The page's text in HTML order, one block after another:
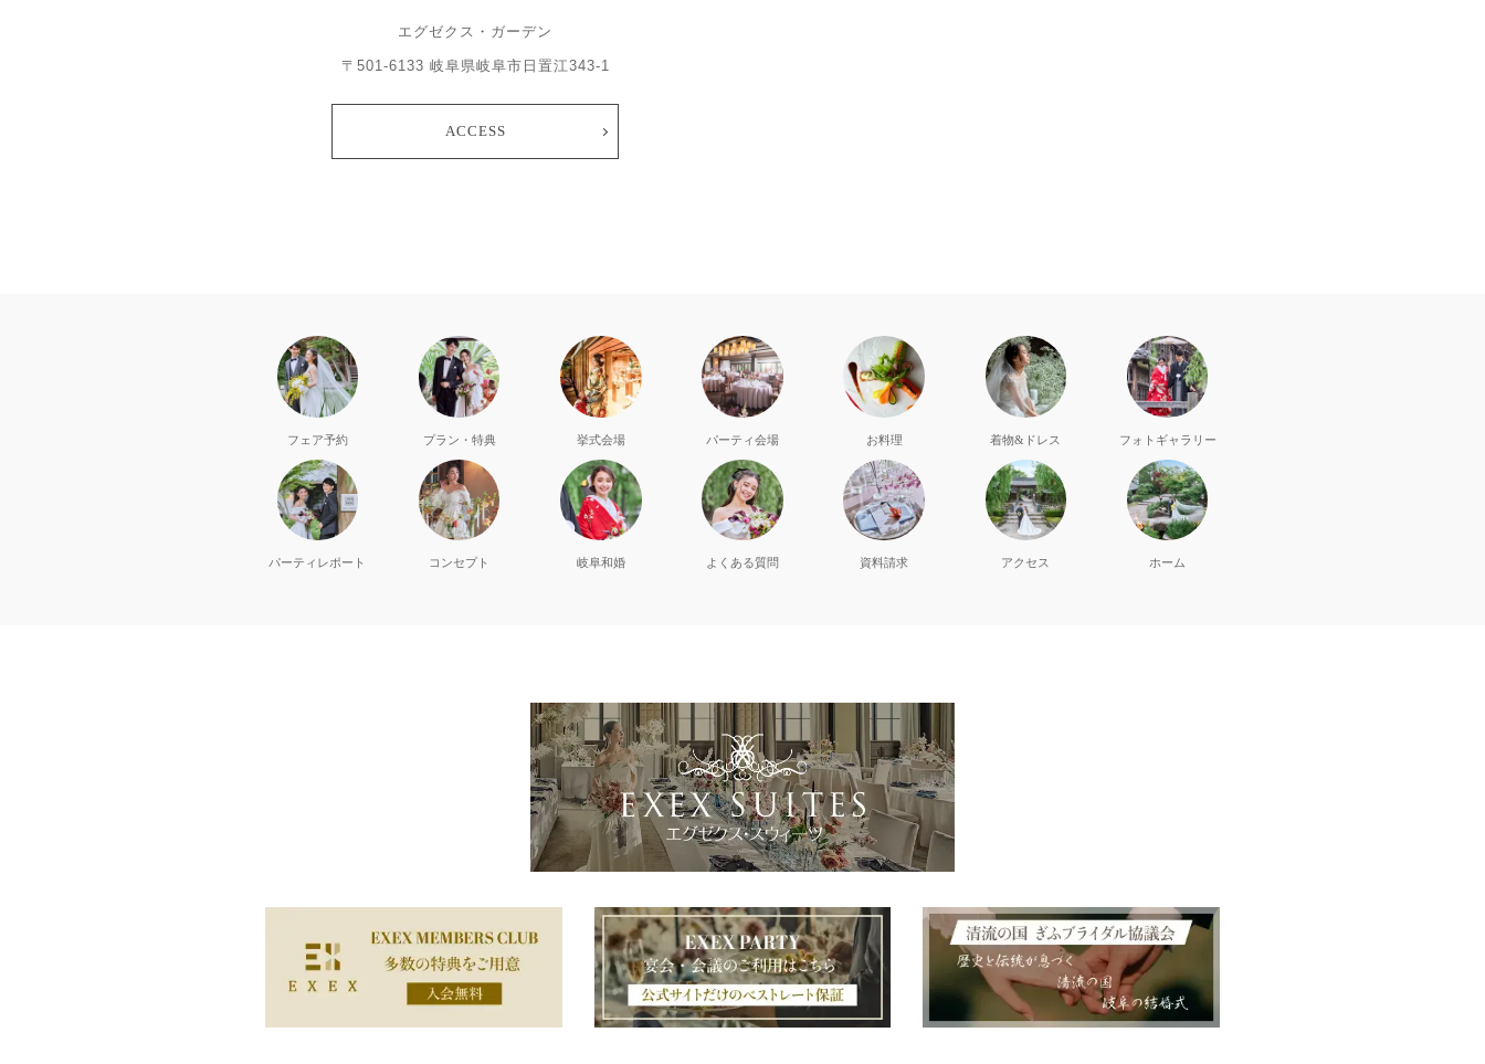
エグゼクス・ガーデン
〒501-6133 岐阜県岐阜市日置江343-1
ACCESS
フェア予約 プラン・特典 挙式会場 パーティ会場 お料理 着物&ドレス フォト ギャラリー
パーティ レポート コンセプト 岐阜和婚 よくある質問 資料請求 アクセス ホーム